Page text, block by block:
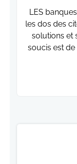
LES
les dos des
solutions et
soucis est